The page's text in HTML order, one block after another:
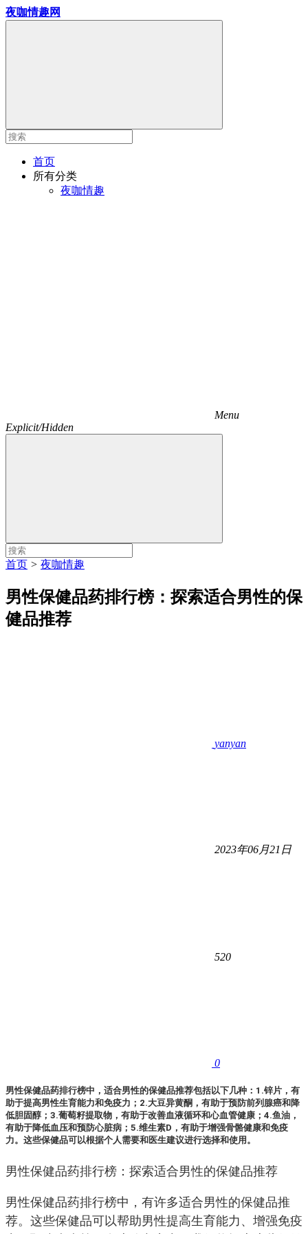
夜咖情趣网
首页
所有分类
夜咖情趣
Menu
Explicit/Hidden
首页 > 夜咖情趣
男性保健品药排行榜：探索适合男性的保
健品推荐
yanyan
2023年06月21日
520
0
男性保健品药排行榜中，适合男性的保健品推荐包括以下几种：1.锌片，有
助于提高男性生育能力和免疫力；2.大豆异黄酮，有助于预防前列腺癌和降
低胆固醇；3.葡萄籽提取物，有助于改善血液循环和心血管健康；4.鱼油，
有助于降低血压和预防心脏病；5.维生素D，有助于增强骨骼健康和免疫
力。这些保健品可以根据个人需要和医生建议进行选择和使用。
男性保健品药排行榜：探索适合男性的保健品推荐
男性保健品药排行榜中，有许多适合男性的保健品推
荐。这些保健品可以帮助男性提高生育能力、增强免疫